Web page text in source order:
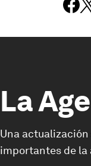
La
Una
importantes de la